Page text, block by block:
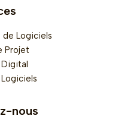
Logiciels
Projet
nous